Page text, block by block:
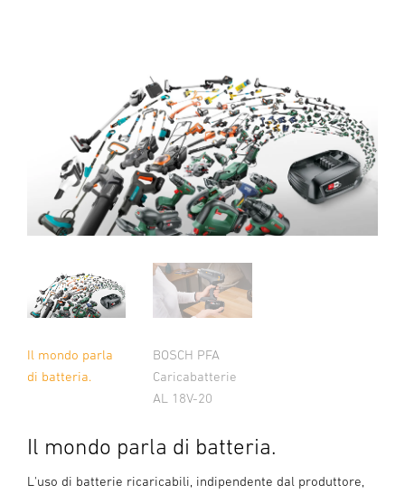
Il mondo parla
di batteria.
BOSCH PFA
Caricabatterie
AL 18V-20
Il mondo parla di batteria.
L'uso di batterie ricaricabili, indipendente dal produttore,